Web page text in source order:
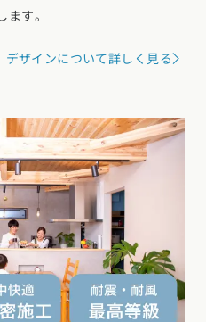
す。
デザインについて詳しく見る